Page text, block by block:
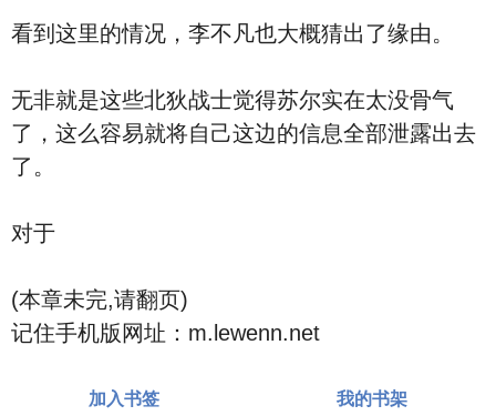
看到这里的情况，李不凡也大概猜出了缘由。
无非就是这些北狄战士觉得苏尔实在太没骨气
了，这么容易就将自己这边的信息全部泄露出去
了。
对于
(本章未完,请翻页)
记住手机版网址：m.lewenn.net
加入书签 我的书架